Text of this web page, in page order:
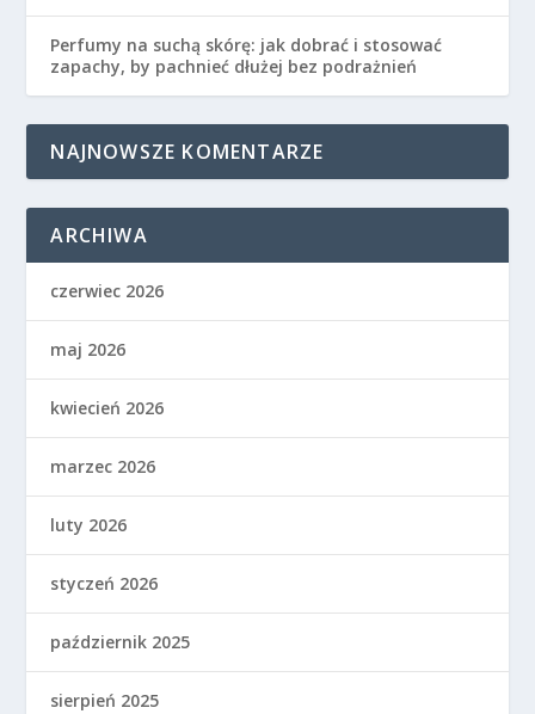
Perfumy na suchą skórę: jak dobrać i stosować
zapachy, by pachnieć dłużej bez podrażnień
NAJNOWSZE KOMENTARZE
ARCHIWA
czerwiec 2026
maj 2026
kwiecień 2026
marzec 2026
luty 2026
styczeń 2026
październik 2025
sierpień 2025